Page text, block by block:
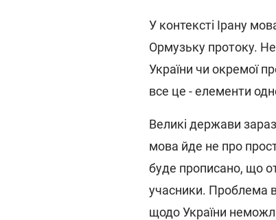
У контексті Ірану
Ормузьку протоку.
України чи окремої
все це - елементи
Великі держави
мова йде не про
буде прописано, що
учасники. Проблема
щодо України